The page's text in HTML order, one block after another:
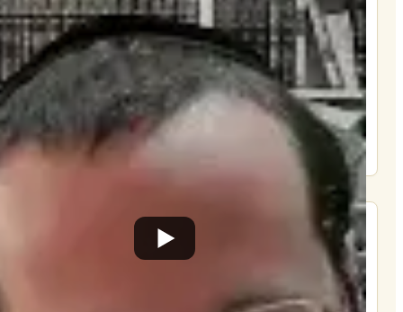
תרומה
תמכו בהמשך הפצת שיעורים ותכנים